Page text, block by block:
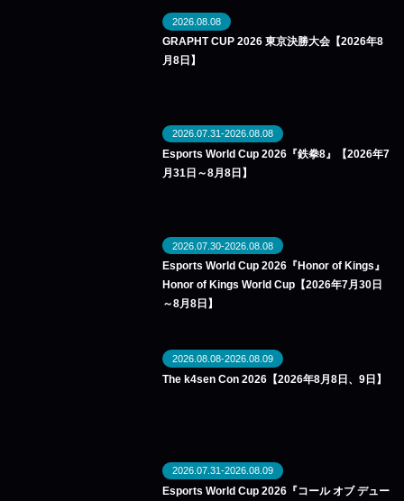
2026.08.08
GRAPHT CUP 2026 東京決勝大会【2026年8
月8日】
2026.07.31-2026.08.08
Esports World Cup 2026『鉄拳8』【2026年7
月31日～8月8日】
2026.07.30-2026.08.08
Esports World Cup 2026『Honor of Kings』
Honor of Kings World Cup【2026年7月30日
～8月8日】
2026.08.08-2026.08.09
The k4sen Con 2026【2026年8月8日、9日】
2026.07.31-2026.08.09
Esports World Cup 2026『コール オブ デュー